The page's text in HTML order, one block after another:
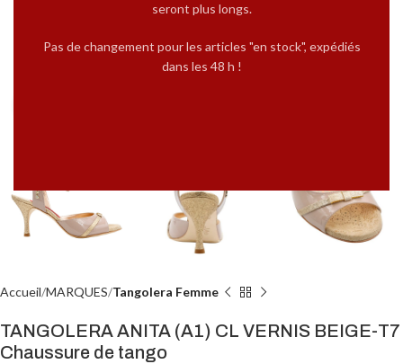
seront plus longs.
Pas de changement pour les articles "en stock", expédiés
dans les 48 h !
Accueil MARQUES Tangolera Femme
TANGOLERA ANITA (A1) CL VERNIS BEIGE-T7
Chaussure de tango